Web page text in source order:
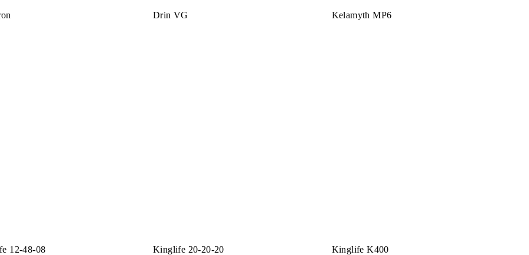
Drin VG Kelamyth MP6
12-48-08 Kinglife 20-20-20 Kinglife K400